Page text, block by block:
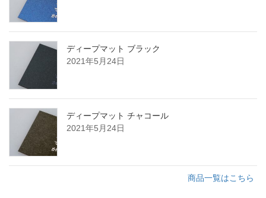
ディープマット ブラック
2021年5月24日
ディープマット チャコール
2021年5月24日
商品一覧はこちら